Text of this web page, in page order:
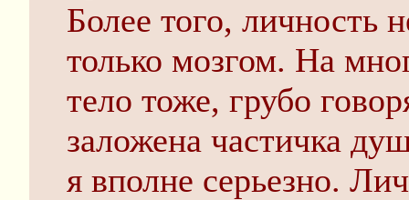
Более того, личность
только мозгом. На
тело тоже, грубо
заложена частичка
я вполне серьезно.